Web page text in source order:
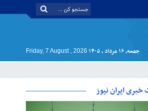
جمعه, ۱۶ مرداد , ۱۴۰۵ Friday, 7 August , 2026
خبری ایران نیوز